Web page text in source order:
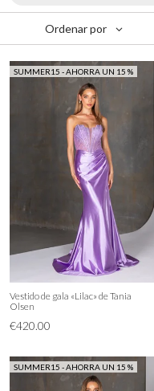
Ordenar por
SUMMER15 - AHORRA UN 15 %
Vestido de gala «Lilac» de Tania
Olsen
€420.00
SUMMER15 - AHORRA UN 15 %